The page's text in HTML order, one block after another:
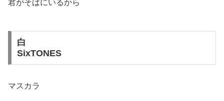
君がそばにいるから
白
SixTONES
マスカラ